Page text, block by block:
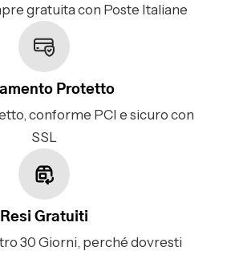
gratuita con Poste Italiane
Protetto
conforme PCI e sicuro con
SSL
Resi Gratuiti
30 Giorni, perché dovresti